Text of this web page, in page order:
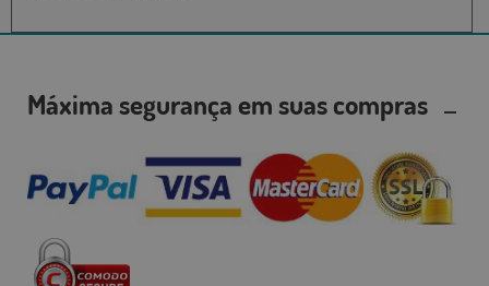
Máxima segurança em suas compras